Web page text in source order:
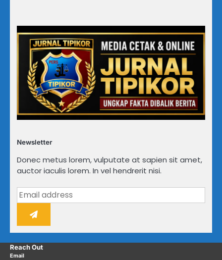
Newsletter
Donec metus lorem, vulputate at sapien sit amet,
auctor iaculis lorem. In vel hendrerit nisi.
Reach Out
Email